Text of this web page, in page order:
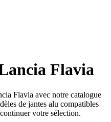
Flavia
Flavia avec notre catalogue
de jantes alu compatibles
votre sélection.